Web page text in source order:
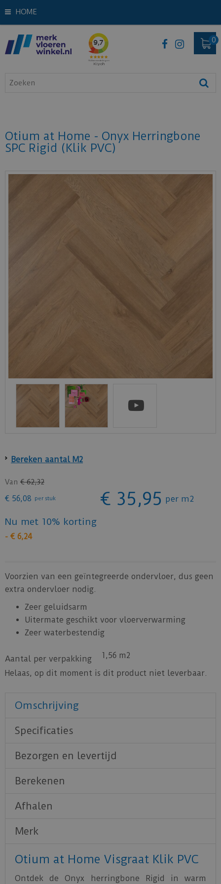
HOME
Otium at Home - Onyx Herringbone
SPC Rigid (Klik PVC)
Bereken aantal M2
Van € 62,32
€ 56,08 per stuk € 35,95 per m2
Nu met 10% korting
- € 6,24
Voorzien van een geïntegreerde ondervloer, dus geen
extra ondervloer nodig.
Zeer geluidsarm
Uitermate geschikt voor vloerverwarming
Zeer waterbestendig
Aantal per verpakking
1,56 m2
Helaas, op dit moment is dit product niet leverbaar.
Omschrijving
Specificaties
Bezorgen en levertijd
Berekenen
Afhalen
Merk
Otium at Home Visgraat Klik PVC
Ontdek de Onyx herringbone Rigid in warm